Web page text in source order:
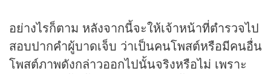
อย่างไรก็ตาม หลังจากนี้จะให้เจ้าหน้าที่ตำรวจไป
สอบปากคำผู้บาดเจ็บ ว่าเป็นคนโพสต์หรือมีคนอื่น
โพสต์ภาพดังกล่าวออกไปนั้นจริงหรือไม่ เพราะ